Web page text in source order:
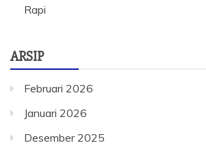
Rapi
ARSIP
Februari 2026
Januari 2026
Desember 2025